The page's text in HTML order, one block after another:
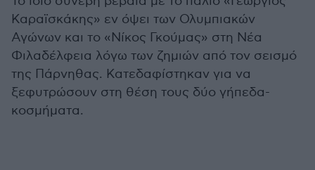
Καραϊσκάκης» εν όψει των Ολυμπιακών
Αγώνων και το «Νίκος Γκούμας» στη Νέα
Φιλαδέλφεια λόγω των ζημιών από τον σεισμό
της Πάρνηθας. Κατεδαφίστηκαν για να
ξεφυτρώσουν στη θέση τους δύο γήπεδα-
κοσμήματα.